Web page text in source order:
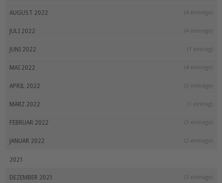
AUGUST 2022 (4 einträge)
JULI 2022 (4 einträge)
JUNI 2022 (1 eintrag)
MAI 2022 (4 einträge)
APRIL 2022 (3 einträge)
MÄRZ 2022 (1 eintrag)
FEBRUAR 2022 (3 einträge)
JANUAR 2022 (2 einträge)
2021
DEZEMBER 2021 (3 einträge)